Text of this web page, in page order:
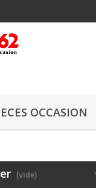
OCCASION
(vide)